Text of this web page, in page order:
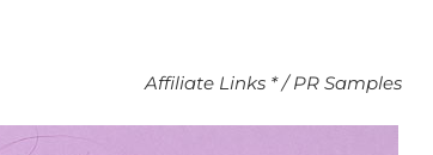
Affiliate Links * / PR Samples